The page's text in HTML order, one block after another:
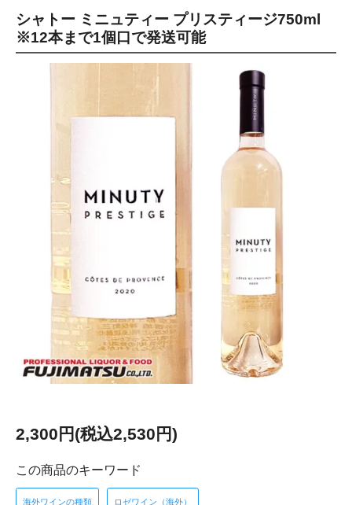
シャトー ミニュティー プリスティージ750ml
※12本まで1個口で発送可能
2,300円(税込2,530円)
この商品のキーワード
海外ワインの種類 ロゼワイン（海外）